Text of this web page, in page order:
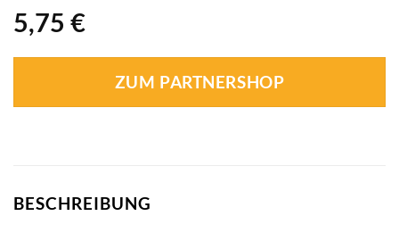
5,75 €
ZUM PARTNERSHOP
BESCHREIBUNG